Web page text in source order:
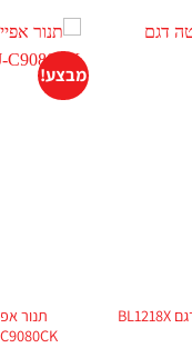
תנור דו תאי משולב נירוסטה דגם BL1218X
מבצע!